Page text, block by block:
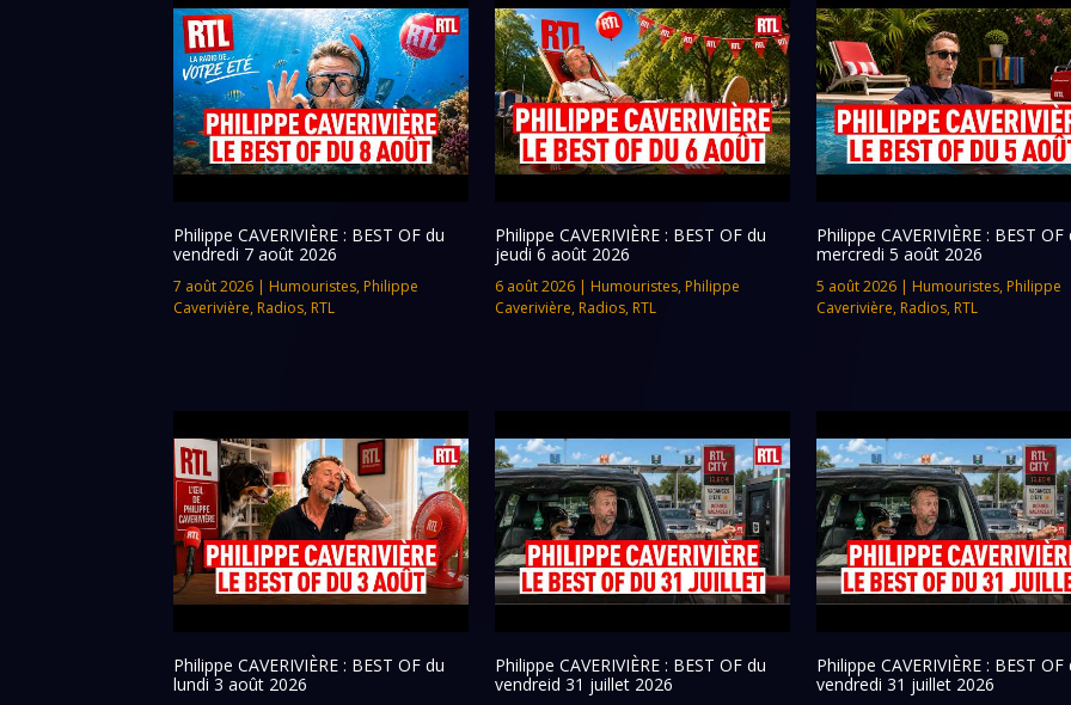
Philippe CAVERIVIÈRE : BEST OF du
vendredi 7 août 2026
7 août 2026 | Humouristes, Philippe
Caverivière, Radios, RTL
Philippe CAVERIVIÈRE : BEST OF du
jeudi 6 août 2026
6 août 2026| Humouristes, Philippe
Caverivière, Radios, RTL
Philippe CAVERIVIÈRE : BEST OF
mercredi 5 août 2026
5 août 2026| Humouristes, Philippe
Caverivière, Radios, RTL
Philippe CAVERIVIÈRE : BEST OF du
lundi 3 août 2026
Philippe CAVERIVIÈRE : BEST OF du
vendreid 31 juillet 2026
Philippe CAVERIVIÈRE : BEST OF
vendredi 31 juillet 2026